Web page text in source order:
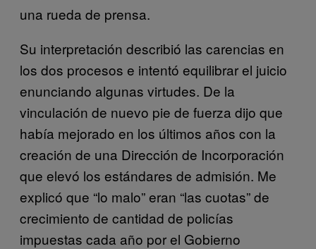
una rueda de prensa.
Su interpretación describió las carencias en
los dos procesos e intentó equilibrar el juicio
enunciando algunas virtudes. De la
vinculación de nuevo pie de fuerza dijo que
había mejorado en los últimos años con la
creación de una Dirección de Incorporación
que elevó los estándares de admisión. Me
explicó que “lo malo” eran “las cuotas” de
crecimiento de cantidad de policías
impuestas cada año por el Gobierno